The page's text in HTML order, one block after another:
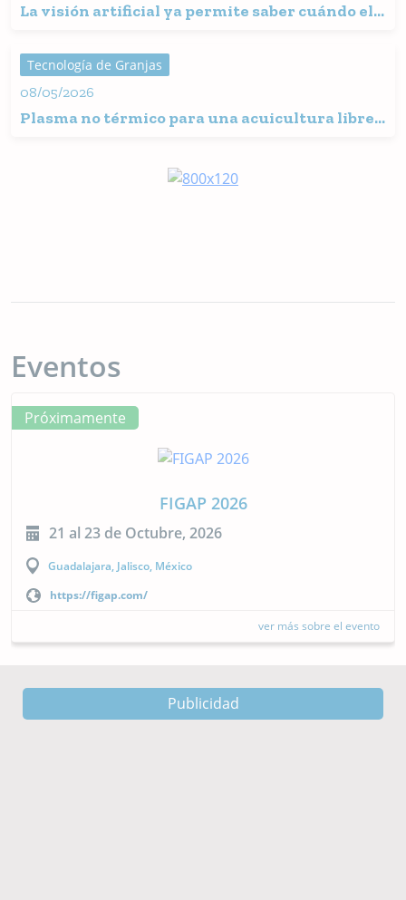
La visión artificial ya permite saber cuándo el
a perderse
Tecnología de Granjas
08/05/2026
Plasma no térmico para una acuicultura libre
Eventos
Próximamente
LACQUA 2026
27 al 30 de Octubre, 2026
El Salvador, San Salvador
https://www.was.org/meeting/code/LacQua26
ver más sobre el evento
Publicidad